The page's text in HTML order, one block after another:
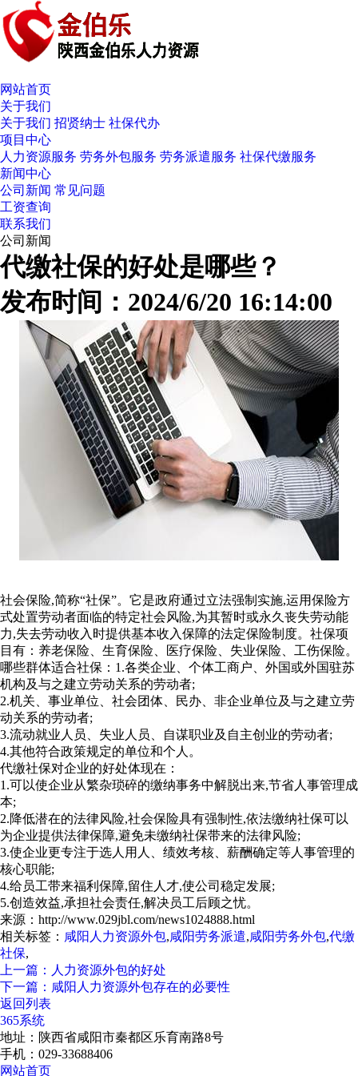
网站首页
关于我们
关于我们 招贤纳士 社保代办
项目中心
人力资源服务 劳务外包服务 劳务派遣服务 社保代缴服务
新闻中心
公司新闻 常见问题
工资查询
联系我们
公司新闻
代缴社保的好处是哪些？
发布时间：2024/6/20 16:14:00
社会保险,简称“社保”。它是政府通过立法强制实施,运用保险方
式处置劳动者面临的特定社会风险,为其暂时或永久丧失劳动能
力,失去劳动收入时提供基本收入保障的法定保险制度。社保项
目有：养老保险、生育保险、医疗保险、失业保险、工伤保险。
哪些群体适合社保：1.各类企业、个体工商户、外国或外国驻苏
机构及与之建立劳动关系的劳动者;
2.机关、事业单位、社会团体、民办、非企业单位及与之建立劳
动关系的劳动者;
3.流动就业人员、失业人员、自谋职业及自主创业的劳动者;
4.其他符合政策规定的单位和个人。
代缴社保对企业的好处体现在：
1.可以使企业从繁杂琐碎的缴纳事务中解脱出来,节省人事管理成
本;
2.降低潜在的法律风险,社会保险具有强制性,依法缴纳社保可以
为企业提供法律保障,避免未缴纳社保带来的法律风险;
3.使企业更专注于选人用人、绩效考核、薪酬确定等人事管理的
核心职能;
4.给员工带来福利保障,留住人才,使公司稳定发展;
5.创造效益,承担社会责任,解决员工后顾之忧。
来源：http://www.029jbl.com/news1024888.html
相关标签： 咸阳人力资源外包,咸阳劳务派遣,咸阳劳务外包,代缴
社保,
上一篇：人力资源外包的好处
下一篇：咸阳人力资源外包存在的必要性
返回列表
365系统
地址：陕西省咸阳市秦都区乐育南路8号
手机：029-33688406
网站首页